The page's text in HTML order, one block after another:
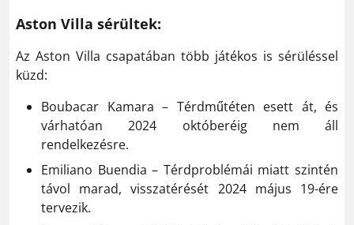
Aston Villa sérültek:
Az Aston Villa csapatában több játékos is sérüléssel
küzd:
Boubacar Kamara – Térdműtéten esett át, és
várhatóan 2024 októberéig nem áll
rendelkezésre.
Emiliano Buendia – Térdproblémái miatt szintén
távol marad, visszatérését 2024 május 19-ére
tervezik.